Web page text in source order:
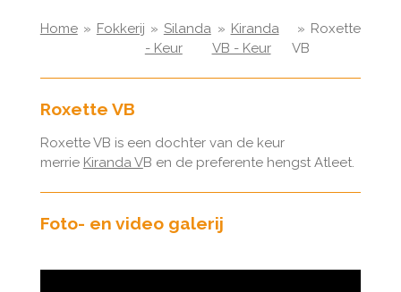
Home » Fokkerij » Silanda
- Keur
» Kiranda
VB - Keur
» Roxette
VB
Roxette VB
Roxette VB is een dochter van de keur
merrie Kiranda VB en de preferente hengst Atleet.
Foto- en video galerij